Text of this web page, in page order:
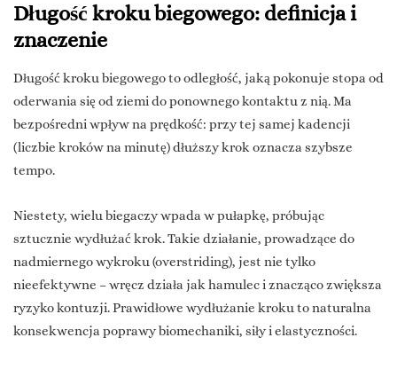
Długość kroku biegowego: definicja i
znaczenie
Długość kroku biegowego to odległość, jaką pokonuje stopa od
oderwania się od ziemi do ponownego kontaktu z nią. Ma
bezpośredni wpływ na prędkość: przy tej samej kadencji
(liczbie kroków na minutę) dłuższy krok oznacza szybsze
tempo.
Niestety, wielu biegaczy wpada w pułapkę, próbując
sztucznie wydłużać krok. Takie działanie, prowadzące do
nadmiernego wykroku (overstriding), jest nie tylko
nieefektywne – wręcz działa jak hamulec i znacząco zwiększa
ryzyko kontuzji. Prawidłowe wydłużanie kroku to naturalna
konsekwencja poprawy biomechaniki, siły i elastyczności.